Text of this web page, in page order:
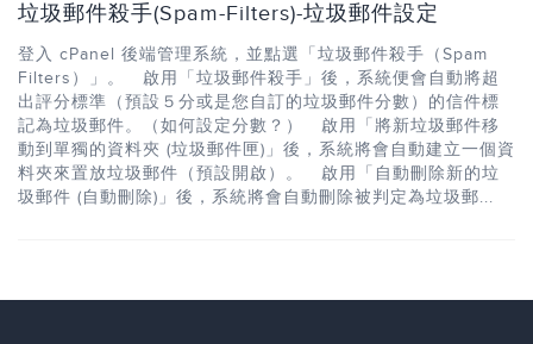
垃圾郵件殺手(Spam-Filters)-垃圾郵件設定
登入 cPanel 後端管理系統，並點選「垃圾郵件殺手（Spam
Filters）」。 啟用「垃圾郵件殺手」後，系統便會自動將超
出評分標準（預設５分或是您自訂的垃圾郵件分數）的信件標
記為垃圾郵件。（如何設定分數？） 啟用「將新垃圾郵件移
動到單獨的資料夾 (垃圾郵件匣)」後，系統將會自動建立一個資
料夾來置放垃圾郵件（預設開啟）。 啟用「自動刪除新的垃
圾郵件 (自動刪除)」後，系統將會自動刪除被判定為垃圾郵...